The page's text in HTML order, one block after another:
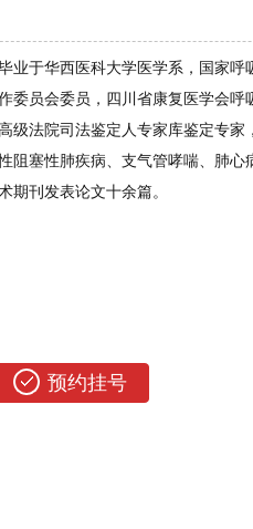
业于华西医科大学医学系，国家
委员会委员，四川省康复医学会
级法院司法鉴定人专家库鉴定专
阻塞性肺疾病、支气管哮喘、肺
期刊发表论文十余篇。
预约挂号